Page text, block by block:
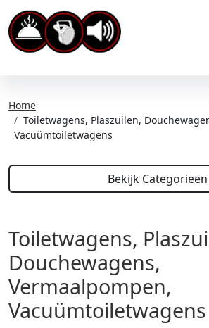
Home
Toiletwagens, Plaszuilen,
Vacuümtoiletwagens
Bekijk Categorieën
Toiletwagens,
Douchewagens,
Vermaalpompen,
Vacuümtoiletwagens